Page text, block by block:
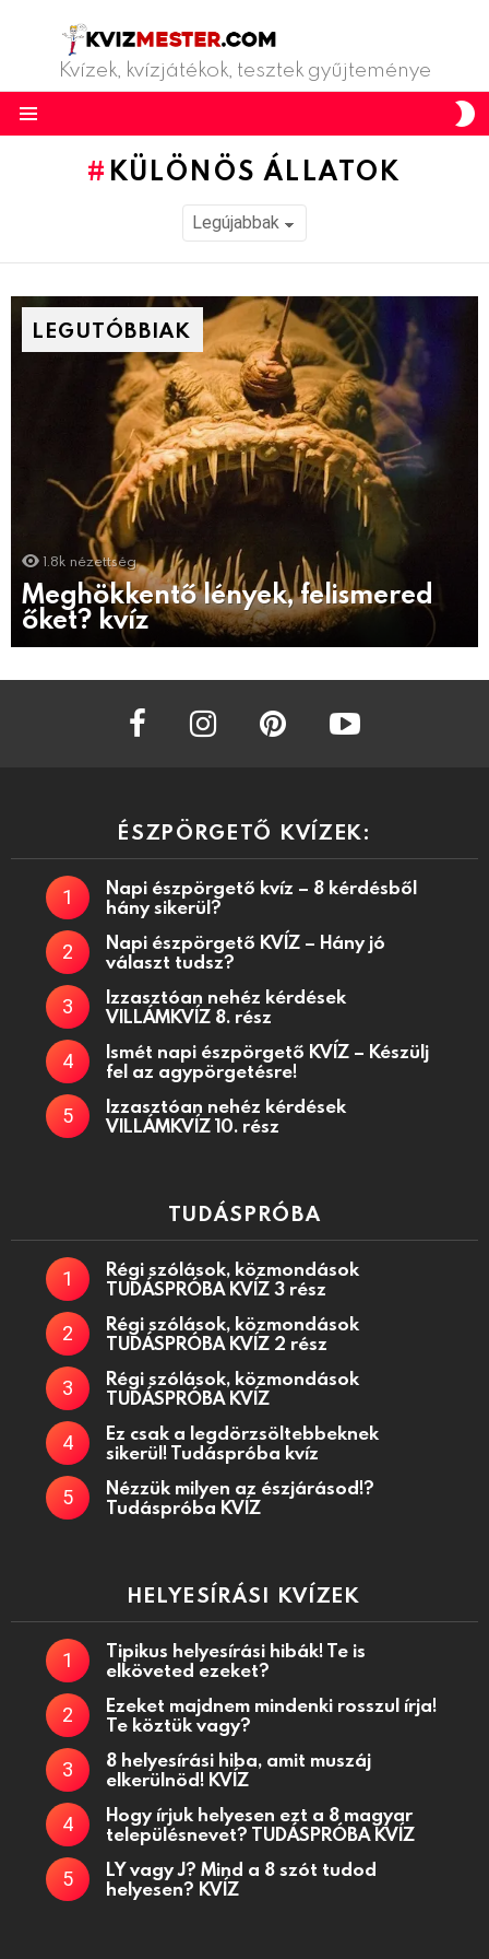
Kvízek, kvízjátékok, tesztek gyűjteménye
KÜLÖNÖS ÁLLATOK
LEGUTÓBBIAK
1.8k nézettség
Meghökkentő lények, felismered
őket? kvíz
facebook instagram
ÉSZPÖRGETŐ KVÍZEK:
Napi észpörgető kvíz – 8 kérdésből
hány sikerül?
Napi észpörgető KVÍZ – Hány jó
választ tudsz?
Izzasztóan nehéz kérdések
VILLÁMKVÍZ 8. rész
Ismét napi észpörgető KVÍZ – Készülj
fel az agypörgetésre!
Izzasztóan nehéz kérdések
VILLÁMKVÍZ 10. rész
TUDÁSPRÓBA
Régi szólások, közmondások
TUDÁSPRÓBA KVÍZ 3 rész
Régi szólások, közmondások
TUDÁSPRÓBA KVÍZ 2 rész
Régi szólások, közmondások
TUDÁSPRÓBA KVÍZ
Ez csak a legdörzsöltebbeknek
sikerül! Tudáspróba kvíz
Nézzük milyen az észjárásod!?
Tudáspróba KVÍZ
HELYESÍRÁSI KVÍZEK
Tipikus helyesírási hibák! Te is
elköveted ezeket?
Ezeket majdnem mindenki rosszul írja!
Te köztük vagy?
8 helyesírási hiba, amit muszáj
elkerülnöd! KVÍZ
Hogy írjuk helyesen ezt a 8 magyar
településnevet? TUDÁSPRÓBA KVÍZ
LY vagy J? Mind a 8 szót tudod
helyesen? KVÍZ